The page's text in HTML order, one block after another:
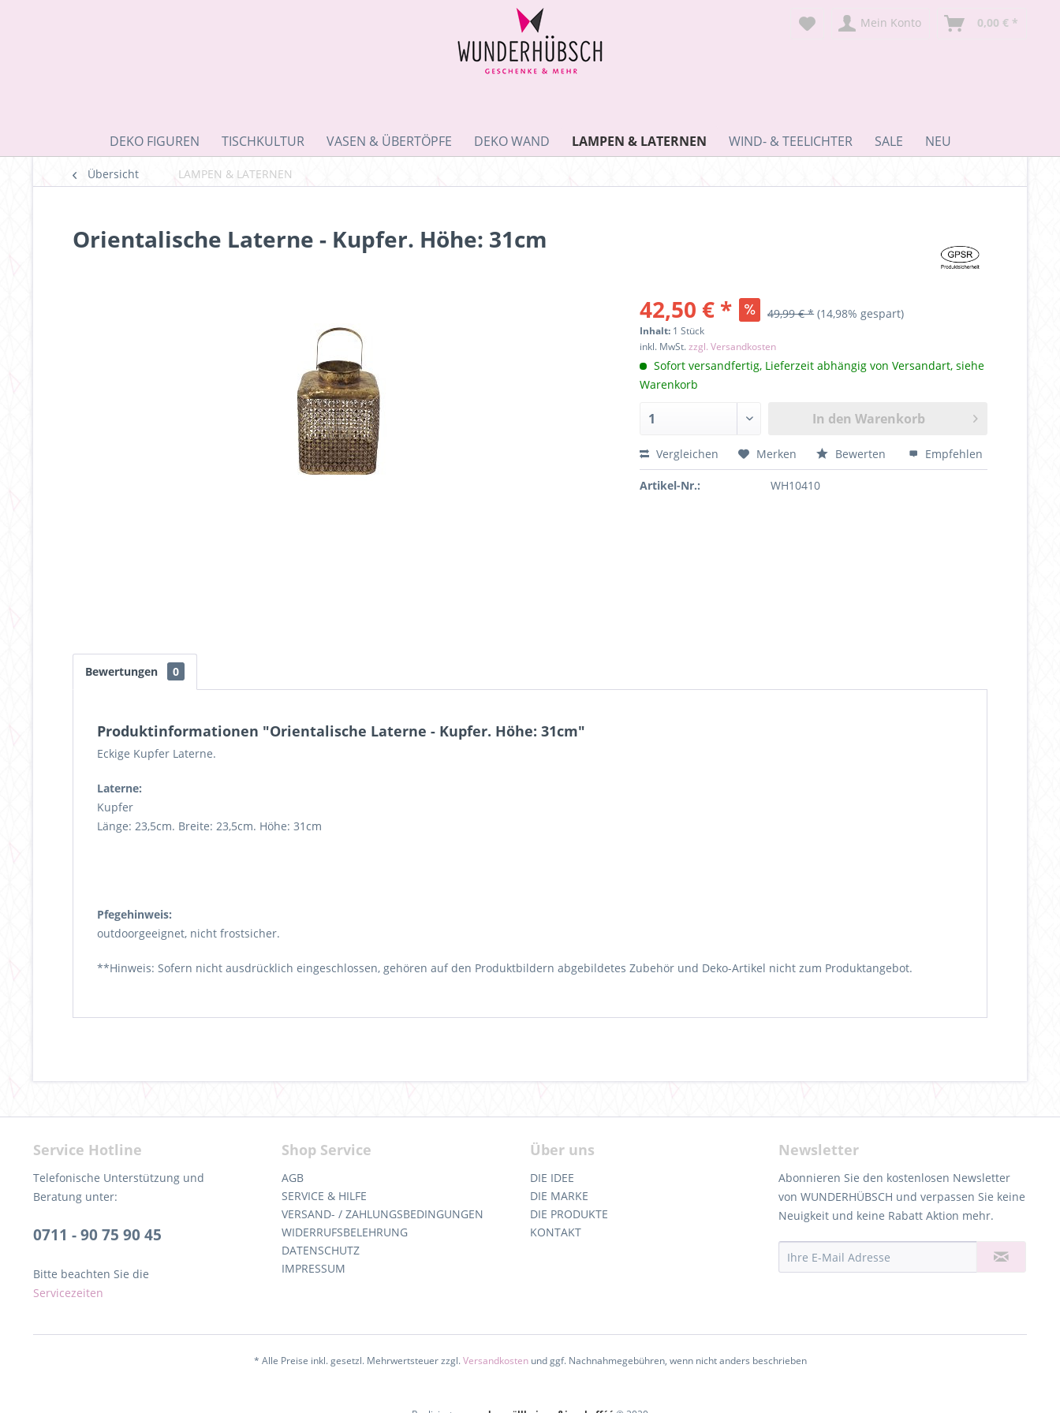
Mein Konto 0,00 € *
DEKO FIGUREN TISCHKULTUR VASEN & ÜBERTÖPFE DEKO WAND LAMPEN & LATERNEN WIND- & TEELICHTER SALE NEU
Übersicht LAMPEN & LATERNEN
Orientalische Laterne - Kupfer. Höhe: 31cm
42,50 € * 49,99 € * (14,98% gespart)
Inhalt: 1 Stück
inkl. MwSt.zzgl. Versandkosten
Sofort versandfertig, Lieferzeit abhängig von Versandart, siehe
Warenkorb
In den Warenkorb
Vergleichen Merken Bewerten Empfehlen
Artikel-Nr.: WH10410
Bewertungen 0
Produktinformationen "Orientalische Laterne - Kupfer. Höhe: 31cm"
Eckige Kupfer Laterne.
Laterne:
Kupfer
Länge: 23,5cm. Breite: 23,5cm. Höhe: 31cm
Pfegehinweis:
outdoorgeeignet, nicht frostsicher.
**Hinweis: Sofern nicht ausdrücklich eingeschlossen, gehören auf den Produktbildern abgebildetes Zubehör und Deko-Artikel nicht zum Produktangebot.
Service Hotline
Telefonische Unterstützung und
Beratung unter:
0711 - 90 75 90 45
Bitte beachten Sie die
Servicezeiten
Shop Service
AGB
SERVICE & HILFE
VERSAND- / ZAHLUNGSBEDINGUNGEN
WIDERRUFSBELEHRUNG
DATENSCHUTZ
IMPRESSUM
Über uns
DIE IDEE
DIE MARKE
DIE PRODUKTE
KONTAKT
Newsletter
Abonnieren Sie den kostenlosen Newsletter
von WUNDERHÜBSCH und verpassen Sie keine
Neuigkeit und keine Rabatt Aktion mehr.
* Alle Preise inkl. gesetzl. Mehrwertsteuer zzgl.Versandkostenund ggf. Nachnahmegebühren, wenn nicht anders beschrieben